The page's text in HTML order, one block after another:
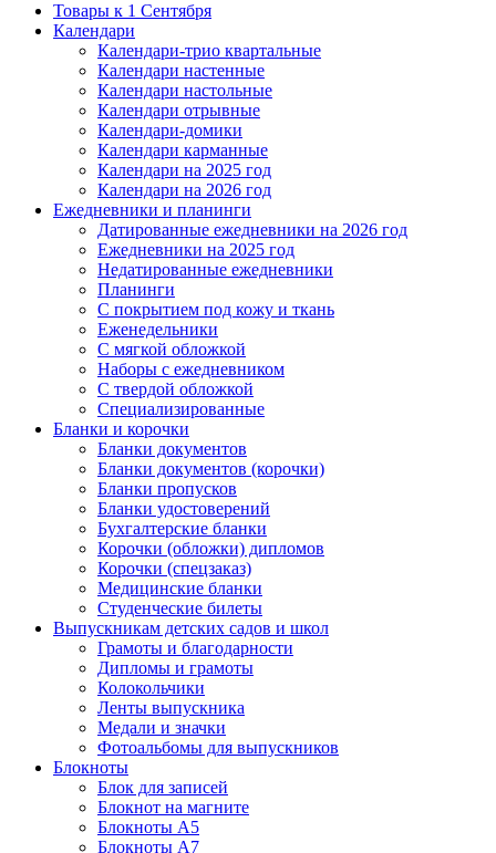
Товары к 1 Сентября
Календари
Календари-трио квартальные
Календари настенные
Календари настольные
Календари отрывные
Календари-домики
Календари карманные
Календари на 2025 год
Календари на 2026 год
Ежедневники и планинги
Датированные ежедневники на 2026 год
Ежедневники на 2025 год
Недатированные ежедневники
Планинги
С покрытием под кожу и ткань
Еженедельники
С мягкой обложкой
Наборы с ежедневником
С твердой обложкой
Специализированные
Бланки и корочки
Бланки документов
Бланки документов (корочки)
Бланки пропусков
Бланки удостоверений
Бухгалтерские бланки
Корочки (обложки) дипломов
Корочки (спецзаказ)
Медицинские бланки
Студенческие билеты
Выпускникам детских садов и школ
Грамоты и благодарности
Дипломы и грамоты
Колокольчики
Ленты выпускника
Медали и значки
Фотоальбомы для выпускников
Блокноты
Блок для записей
Блокнот на магните
Блокноты А5
Блокноты А7